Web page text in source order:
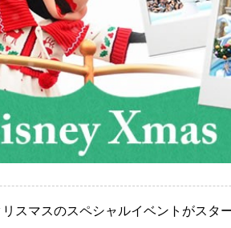
スマスのスペシャルイベントがス